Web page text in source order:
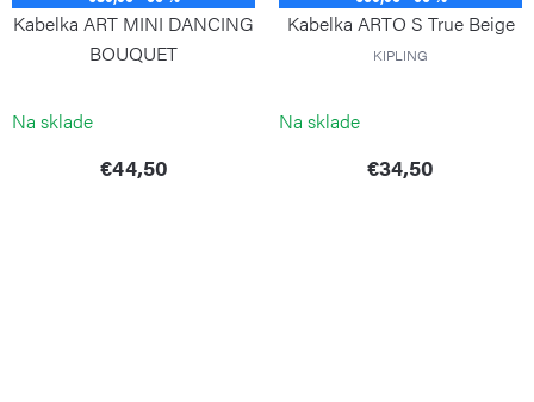
Kabelka ART MINI DANCING
BOUQUET
Na sklade
€44,50
Kabelka ARTO S True Beige
KIPLING
Na sklade
€34,50